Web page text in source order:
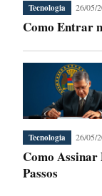
Tecnologia 26/05/
Como Entrar
Tecnologia 26/05/
Como Assinar
Passos